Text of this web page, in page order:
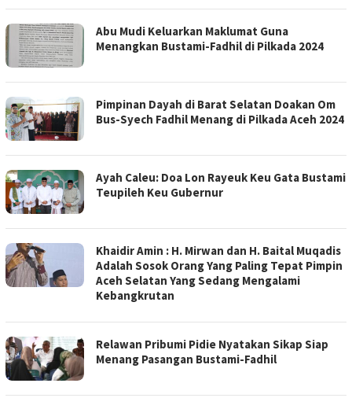
Abu Mudi Keluarkan Maklumat Guna
Menangkan Bustami-Fadhil di Pilkada 2024
Pimpinan Dayah di Barat Selatan Doakan Om
Bus-Syech Fadhil Menang di Pilkada Aceh 2024
Ayah Caleu: Doa Lon Rayeuk Keu Gata Bustami
Teupileh Keu Gubernur
Khaidir Amin : H. Mirwan dan H. Baital Muqadis
Adalah Sosok Orang Yang Paling Tepat Pimpin
Aceh Selatan Yang Sedang Mengalami
Kebangkrutan
Relawan Pribumi Pidie Nyatakan Sikap Siap
Menang Pasangan Bustami-Fadhil